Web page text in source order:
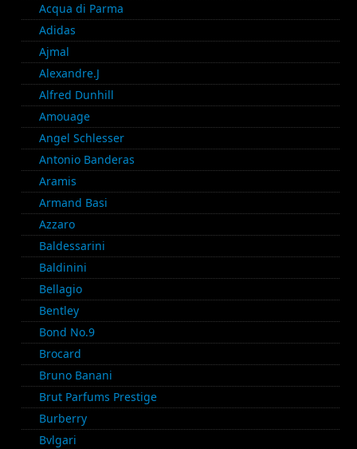
Acqua di Parma
Adidas
Ajmal
Alexandre.J
Alfred Dunhill
Amouage
Angel Schlesser
Antonio Banderas
Aramis
Armand Basi
Azzaro
Baldessarini
Baldinini
Bellagio
Bentley
Bond No.9
Brocard
Bruno Banani
Brut Parfums Prestige
Burberry
Bvlgari